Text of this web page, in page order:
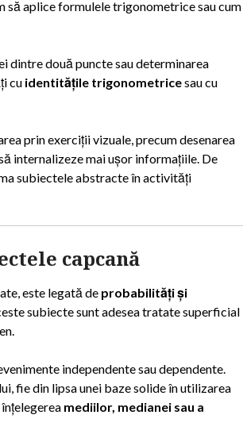
să aplice formulele trigonometrice sau cum
dintre două puncte sau determinarea
cu identitățile trigonometricesau cu
prin exerciții vizuale, precum desenarea
internalizeze mai ușor informațiile. De
subiectele abstracte în activități
capcană
este legată de probabilități și
subiecte sunt adesea tratate superficial
independente sau dependente.
fie din lipsa unei baze solide în utilizarea
mediilor, medianei sau a